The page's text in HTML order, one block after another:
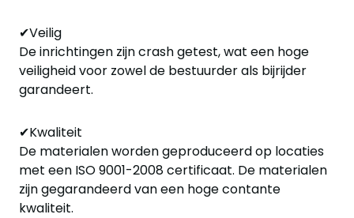
✔Veilig
De inrichtingen zijn crash getest, wat een hoge
veiligheid voor zowel de bestuurder als bijrijder
garandeert.
✔Kwaliteit
De materialen worden geproduceerd op locaties
met een ISO 9001-2008 certificaat. De materialen
zijn gegarandeerd van een hoge contante
kwaliteit.